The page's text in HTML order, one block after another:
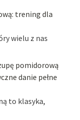
trening dla
wielu z nas
pomidorową
danie pełne
to klasyka,